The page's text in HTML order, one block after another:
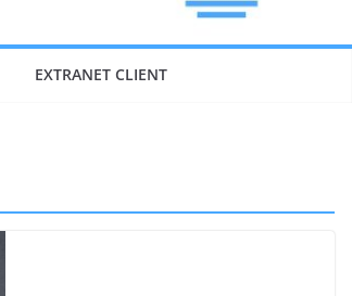
EXTRANET CLIENT